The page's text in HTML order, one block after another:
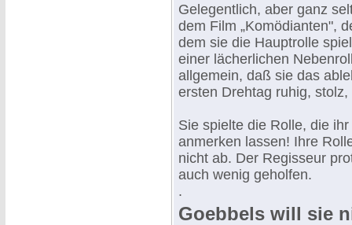
Gelegentlich, aber ganz
dem Film „Komödianten",
dem sie die Hauptrolle
einer lächerlichen
allgemein, daß sie das
ersten Drehtag ruhig, stolz,
Sie spielte die Rolle, die
anmerken lassen! Ihre
nicht ab. Der Regisseur
auch wenig geholfen.
.
Goebbels will sie